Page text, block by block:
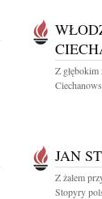
Z głębokim
JAN
Z żalem
Stopyry